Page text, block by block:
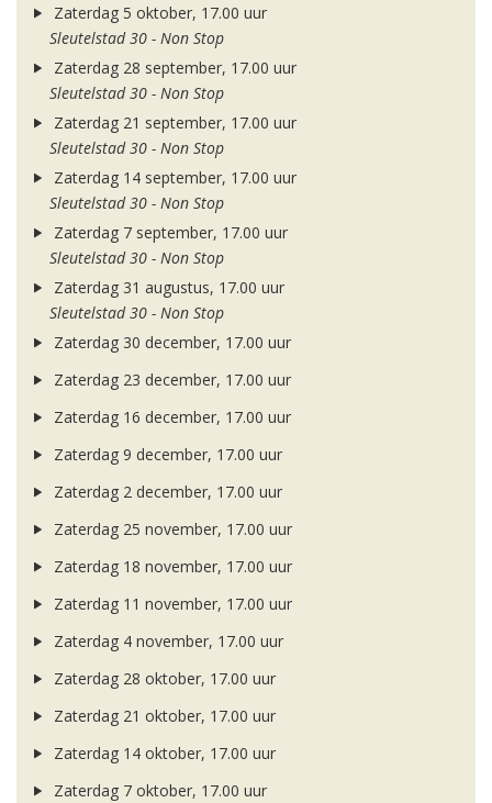
Zaterdag 5 oktober, 17.00 uur
Sleutelstad 30 - Non Stop
Zaterdag 28 september, 17.00 uur
Sleutelstad 30 - Non Stop
Zaterdag 21 september, 17.00 uur
Sleutelstad 30 - Non Stop
Zaterdag 14 september, 17.00 uur
Sleutelstad 30 - Non Stop
Zaterdag 7 september, 17.00 uur
Sleutelstad 30 - Non Stop
Zaterdag 31 augustus, 17.00 uur
Sleutelstad 30 - Non Stop
Zaterdag 30 december, 17.00 uur
Zaterdag 23 december, 17.00 uur
Zaterdag 16 december, 17.00 uur
Zaterdag 9 december, 17.00 uur
Zaterdag 2 december, 17.00 uur
Zaterdag 25 november, 17.00 uur
Zaterdag 18 november, 17.00 uur
Zaterdag 11 november, 17.00 uur
Zaterdag 4 november, 17.00 uur
Zaterdag 28 oktober, 17.00 uur
Zaterdag 21 oktober, 17.00 uur
Zaterdag 14 oktober, 17.00 uur
Zaterdag 7 oktober, 17.00 uur